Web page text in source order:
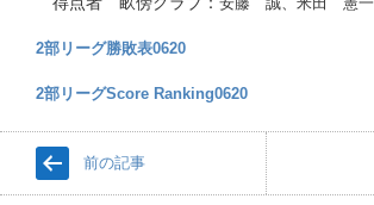
2部リーグ勝敗表0620
2部リーグScore Ranking0620
前の記事